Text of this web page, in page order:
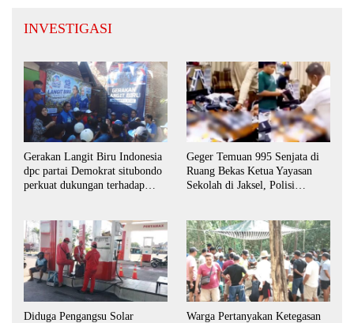
INVESTIGASI
Gerakan Langit Biru Indonesia
dpc partai Demokrat situbondo
perkuat dukungan terhadap
Geger Temuan 995 Senjata di
Ruang Bekas Ketua Yayasan
Sekolah di Jaksel, Polisi
Diduga Pengangsu Solar
Warga Pertanyakan Ketegasan